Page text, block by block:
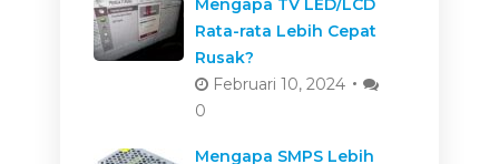
Mengapa TV LED/LCD
Rata-rata Lebih Cepat
Rusak?
Februari 10, 2024
0
Mengapa SMPS Lebih